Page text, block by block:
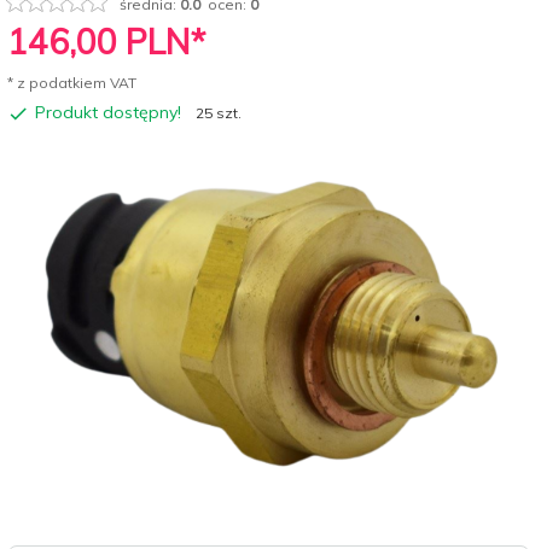
średnia: 0.0ocen: 0
146,00 PLN*
* z podatkiem VAT
Produkt dostępny! 25 szt.